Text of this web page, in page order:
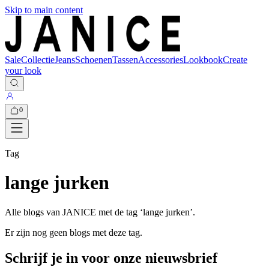
Skip to main content
SaleCollectieJeansSchoenenTassenAccessoriesLookbookCreate
your look
0
Tag
lange jurken
Alle blogs van JANICE met de tag ‘lange jurken’.
Er zijn nog geen blogs met deze tag.
Schrijf je in voor onze nieuwsbrief